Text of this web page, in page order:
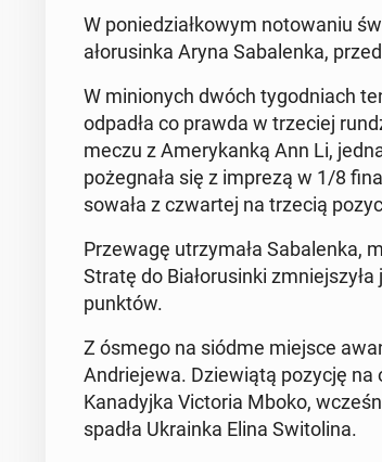
W poniedzi­ałkowym no­towa­niu
ałorusin­ka Aryna Sa­balen­ka,
W min­ionych dwóch ty­god­ni­ach
odpadła co prawda w trze­ciej
meczu z Amerykanką Ann Li,
pożeg­nała się z imprezą w 1/8
sowała z czwartej na trzecią
Przewagę utrzy­mała Sa­balen­ka,
Stratę do Bi­ałorusin­ki
punktów.
Z ósmego na siódme miejsce
An­drieje­wa. Dziewiątą pozycję na
Kanadyj­ka Vic­to­ria Mboko,
spadła Ukrain­ka Elina Switoli­na.